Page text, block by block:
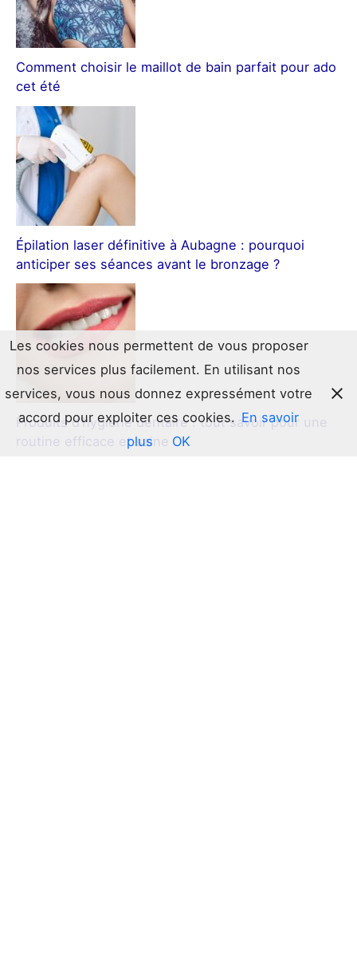
Comment choisir le maillot de bain parfait pour ado
cet été
Épilation laser définitive à Aubagne : pourquoi
anticiper ses séances avant le bronzage ?
Produits d’hygiène dentaire : tout savoir pour une
routine efficace et saine
Les cookies nous permettent de vous proposer
nos services plus facilement. En utilisant nos
services, vous nous donnez expressément votre
accord pour exploiter ces cookies. En savoir
plus
OK